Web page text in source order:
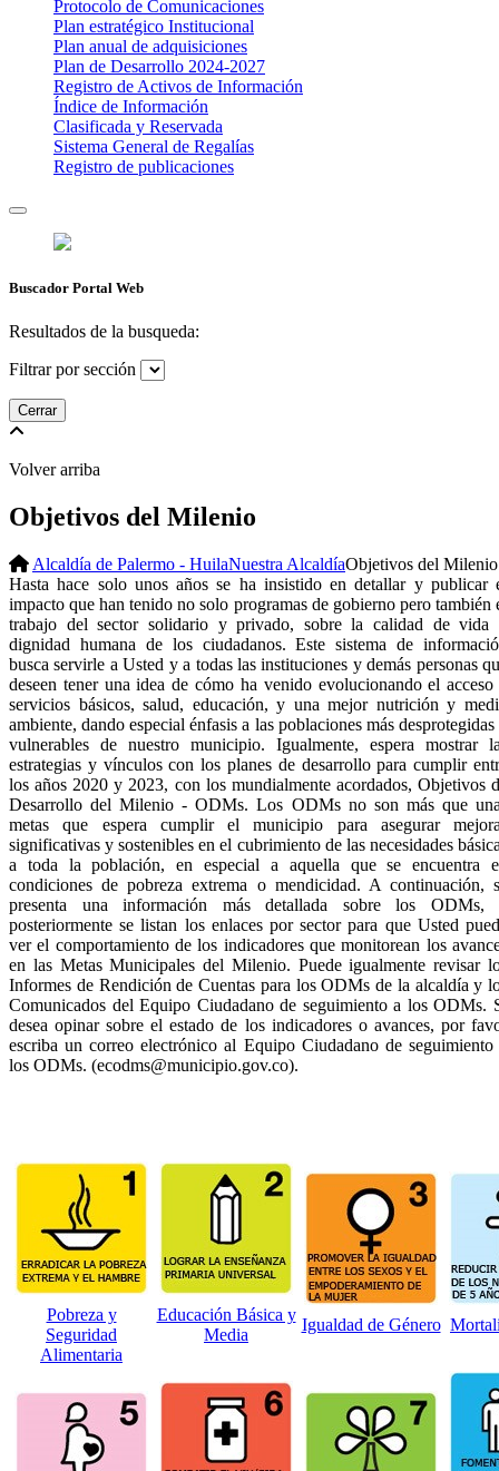
Protocolo de Comunicaciones
Plan estratégico Institucional
Plan anual de adquisiciones
Plan de Desarrollo 2024-2027
​Registro de Activos de Información​​
Índice de Información
Clasificada y Reservada
Sistema General de Regalías
Registro de publicaciones
Buscador Portal Web
Resultados de la busqueda:
Filtrar por sección
Cerrar
Volver arriba
Objetivos del Milenio
Alcaldía de Palermo - HuilaNuestra AlcaldíaObjetivos del Milenio
Hasta hace solo unos años se ha insistido en detallar y publicar
impacto que han tenido no solo programas de gobierno pero también
trabajo del sector solidario y privado, sobre la calidad de vida
dignidad humana de los ciudadanos. Este sistema de
busca servirle a Usted y a todas las instituciones y demás personas
deseen tener una idea de cómo ha venido evolucionando el acceso
servicios básicos, salud, educación, y una mejor nutrición y
ambiente, dando especial énfasis a las poblaciones más desprotegidas
vulnerables de nuestro municipio. Igualmente, espera mostrar
estrategias y vínculos con los planes de desarrollo para cumplir
los años 2020 y 2023, con los mundialmente acordados, Objetivos
Desarrollo del Milenio - ODMs. Los ODMs no son más que
metas que espera cumplir el municipio para asegurar
significativas y sostenibles en el cubrimiento de las necesidades
a toda la población, en especial a aquella que se encuentra
condiciones de pobreza extrema o mendicidad. A continuación,
presenta una información más detallada sobre los ODMs,
posteriormente se listan los enlaces por sector para que Usted
ver el comportamiento de los indicadores que monitorean los
en las Metas Municipales del Milenio. Puede igualmente revisar
Informes de Rendición de Cuentas para los ODMs de la alcaldía y
Comunicados del Equipo Ciudadano de seguimiento a los ODMs.
desea opinar sobre el estado de los indicadores o avances, por
escriba un correo electrónico al Equipo Ciudadano de seguimiento
los ODMs. (ecodms@municipio.gov.co).
Pobreza y
Seguridad
Alimentaria
Educación Básica y
Media
Igualdad de Género